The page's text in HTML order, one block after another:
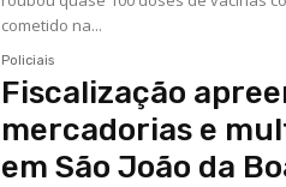
cometido na...
Policiais
Fiscalização
mercadorias e
em São João da